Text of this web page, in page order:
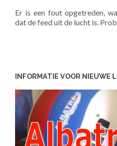
Er is een fout opgetreden,
dat de feed uit de lucht is.
INFORMATIE VOOR NIEUWE